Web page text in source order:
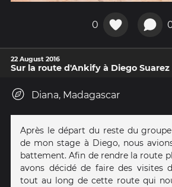
0
22 August 2016
Sur la route d'Ankify à Diego Suarez
Diana, Madagascar
Après le départ du reste du
de mon stage à Diego, nous
battement. Afin de rendre la route
avons décidé de faire des visites
tout au long de cette route qui